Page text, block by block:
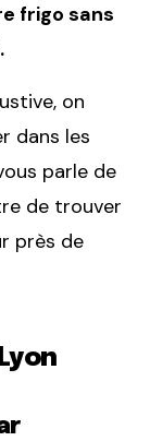
frigo sans
on
dans les
parle de
de trouver
près de